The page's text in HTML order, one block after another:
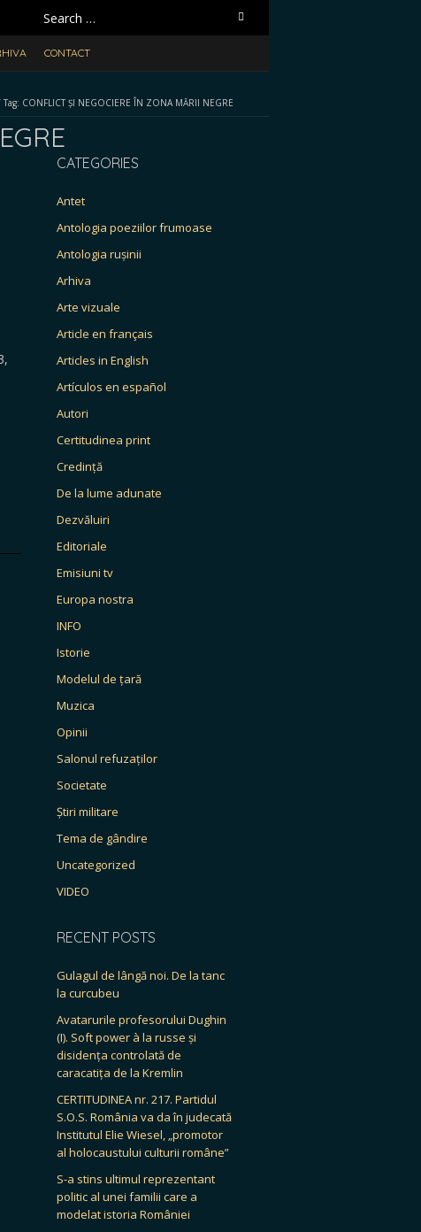
Search
for:
CONTACT
Tag: CONFLICT ȘI NEGOCIERE ÎN ZONA MĂRII NEGRE
CATEGORIES
Antet
Antologia poeziilor frumoase
Antologia rușinii
Arhiva
Arte vizuale
Article en français
Articles in English
Artículos en español
Autori
Certitudinea print
Credință
De la lume adunate
Dezvăluiri
Editoriale
Emisiuni tv
Europa nostra
INFO
Istorie
Modelul de țară
Muzica
Opinii
Salonul refuzaților
Societate
Știri militare
Tema de gândire
Uncategorized
VIDEO
RECENT POSTS
Gulagul de lângă noi. De la tanc
la curcubeu
Avatarurile profesorului Dughin
(I). Soft power à la russe și
disidența controlată de
caracatița de la Kremlin
CERTITUDINEA nr. 217. Partidul
S.O.S. România va da în judecată
Institutul Elie Wiesel, „promotor
al holocaustului culturii române”
S-a stins ultimul reprezentant
politic al unei familii care a
modelat istoria României